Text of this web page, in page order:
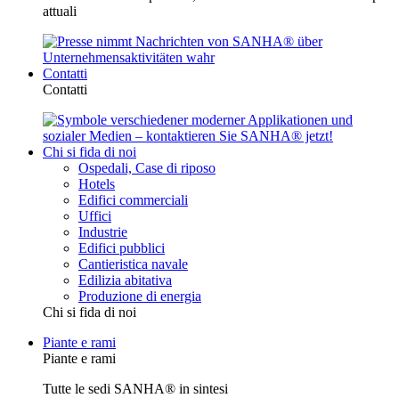
attuali
Contatti
Contatti
Chi si fida di noi
Ospedali, Case di riposo
Hotels
Edifici commerciali
Uffici
Industrie
Edifici pubblici
Cantieristica navale
Edilizia abitativa
Produzione di energia
Chi si fida di noi
Piante e rami
Piante e rami
Tutte le sedi SANHA® in sintesi